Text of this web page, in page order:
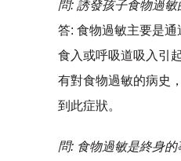
問: 誘發孩子食物過敏
答: 食物過敏主要是
食入或呼吸道吸入引
有對食物過敏的病史
到此症狀。
問: 食物過敏是終身的